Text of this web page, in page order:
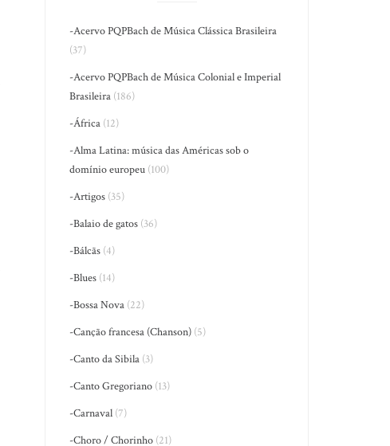
-Acervo PQPBach de Música Clássica Brasileira
(37)
-Acervo PQPBach de Música Colonial e Imperial
Brasileira (186)
-África (12)
-Alma Latina: música das Américas sob o
domínio europeu (100)
-Artigos (35)
-Balaio de gatos (36)
-Bálcãs (4)
-Blues (14)
-Bossa Nova (22)
-Canção francesa (Chanson) (5)
-Canto da Sibila (3)
-Canto Gregoriano (13)
-Carnaval (7)
-Choro / Chorinho (21)